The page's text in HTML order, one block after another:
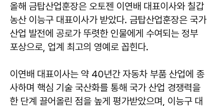
올해 금탑산업훈장은 오토젠 이연배 대표이사와 칠갑
농산 이능구 대표이사가 받았다. 금탑산업훈장은 국가
산업 발전에 공로가 뚜렷한 인물에게 수여되는 정부
포상으로, 업계 최고의 영예로 꼽힌다.
이연배 대표이사는 약 40년간 자동차 부품 산업에 종
사하며 핵심 기술 국산화를 통해 국가 산업 경쟁력을
한 단계 끌어올린 점을 높게 평가받았으며, 이능구 대